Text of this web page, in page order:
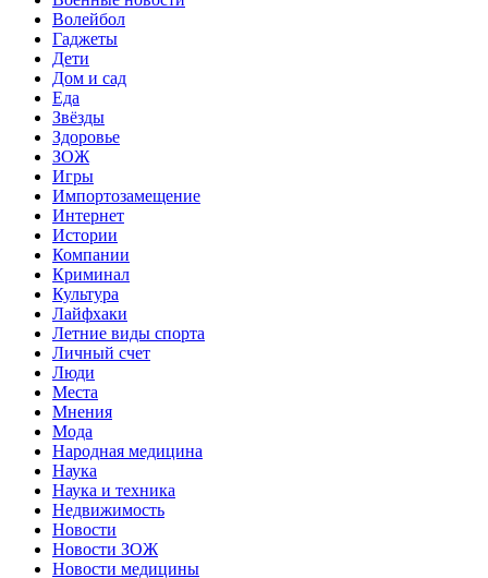
Волейбол
Гаджеты
Дети
Дом и сад
Еда
Звёзды
Здоровье
ЗОЖ
Игры
Импортозамещение
Интернет
Истории
Компании
Криминал
Культура
Лайфхаки
Летние виды спорта
Личный счет
Люди
Места
Мнения
Мода
Народная медицина
Наука
Наука и техника
Недвижимость
Новости
Новости ЗОЖ
Новости медицины